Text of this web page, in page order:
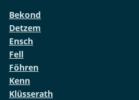
Bekond
Detzem
Ensch
Fell
Föhren
Kenn
Klüsserath